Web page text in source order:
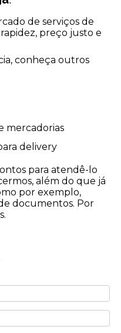
de serviços de
preço justo e
conheça outros
mercadorias
delivery
para atendê-lo
além do que já
por exemplo,
documentos. Por